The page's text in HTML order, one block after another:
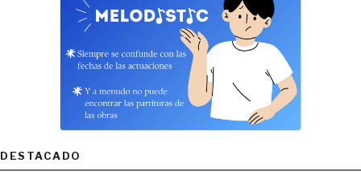
DESTACADO